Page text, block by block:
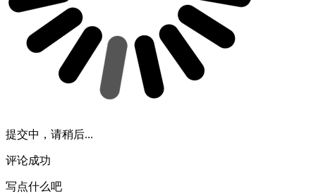
提交中，请稍后...
评论成功
写点什么吧